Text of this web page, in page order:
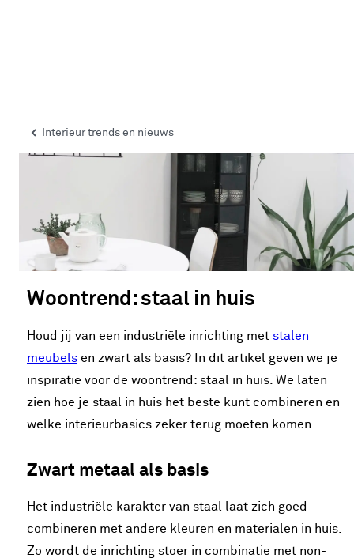
Interieur trends en nieuws
Woontrend: staal in huis
Houd jij van een industriële inrichting met stalen
meubels en zwart als basis? In dit artikel geven we je
inspiratie voor de woontrend: staal in huis. We laten
zien hoe je staal in huis het beste kunt combineren en
welke interieurbasics zeker terug moeten komen.
Zwart metaal als basis
Het industriële karakter van staal laat zich goed
combineren met andere kleuren en materialen in huis.
Zo wordt de inrichting stoer in combinatie met non-